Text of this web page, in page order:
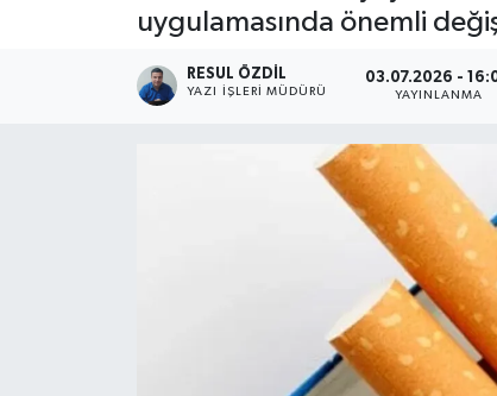
uygulamasında önemli
RESUL ÖZDIL
YAZI İŞLERI MÜDÜRÜ
03.07.2026 -
YAYINLANMA
RESMİ İLANLAR
Haber Arşivi